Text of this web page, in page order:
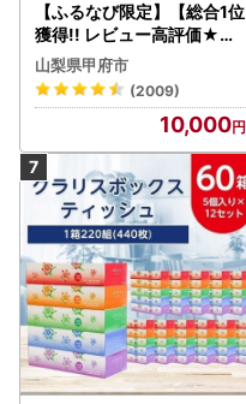
【ふるなび限定】【総合1位
獲得!! レビュー高評価★】
〈2026年度配送分〉山梨
県産 シャインマスカット 2
～3房（1.0kg以上）シャイ
ン フルーツ FN-Limited-S
P
山梨県甲府市
(2009)
10,000